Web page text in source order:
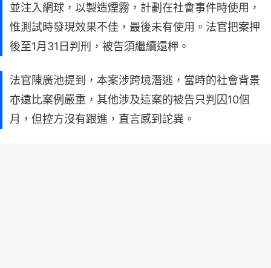
並注入網球，以製造煙霧，計劃在社會事件時使用，
惟測試時發現效果不佳，最後未有使用。法官把案押
後至1月31日判刑，被告須繼續還柙。
法官陳廣池提到，本案涉跨境潛逃，當時的社會背景
亦遠比案例嚴重，其他涉及這案的被告只判囚10個
月，但控方沒有跟進，直言感到詑異。